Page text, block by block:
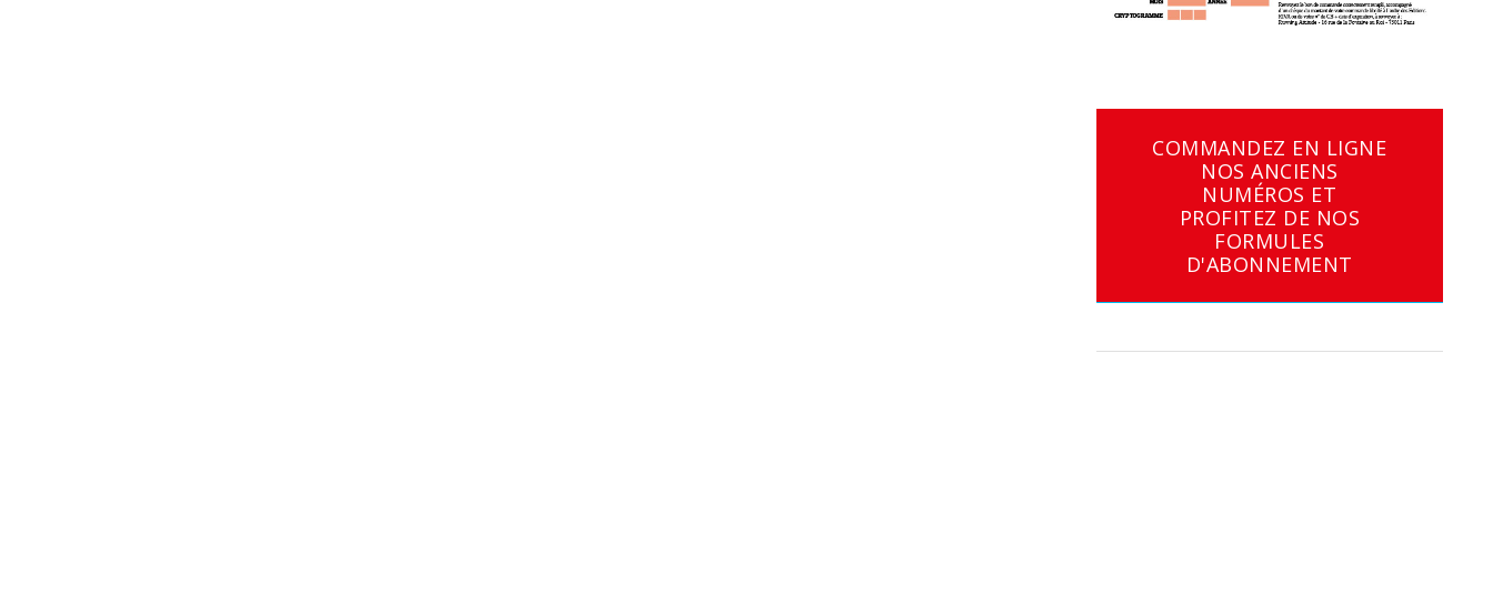
COMMANDEZ EN LIGNE
NOS ANCIENS
NUMÉROS ET
PROFITEZ DE NOS
FORMULES
D'ABONNEMENT